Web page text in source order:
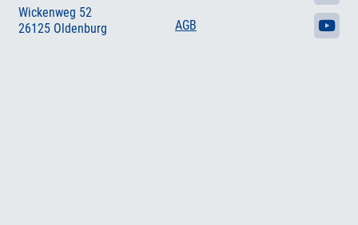
Wickenweg 52
26125 Oldenburg
AGB